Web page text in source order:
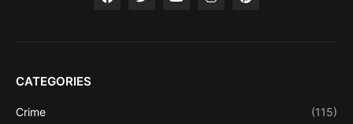
CATEGORIES
Crime (115)